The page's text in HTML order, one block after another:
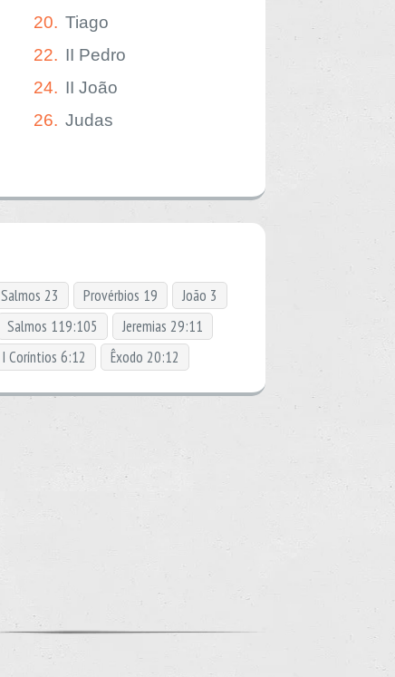
20. Tiago
22. II Pedro
24. II João
26. Judas
Salmos 23 Provérbios 19
João 3
Salmos 119:105
Jeremias 29:11
I Coríntios 6:12 Êxodo 20:12